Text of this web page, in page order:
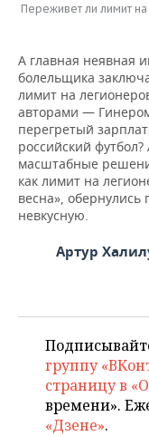
Переживет ли лимит на
А главная неявная
болельщика
лимит на
авторами —
перегретый
российский
масштабные
как лимит на
весна»,
невкусную.
Артур
группу
страницу в
времени».
«Дзене».